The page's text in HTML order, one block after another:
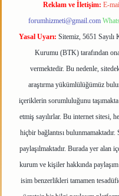
Reklam ve İletişim: E-
forumhizmeti@gmail.com
Yasal Uyarı: Sitemiz, 5651
Kurumu (BTK) tarafından
vermektedir. Bu nedenle,
araştırma yükümlülüğümüz
içeriklerin sorumluluğunu
etmiş sayılırlar. Bu internet sitesi,
hiçbir bağlantısı bulunmamaktadır.
paylaşılmaktadır. Burada yer alan
kurum ve kişiler hakkında
isim benzerlikleri tamamen